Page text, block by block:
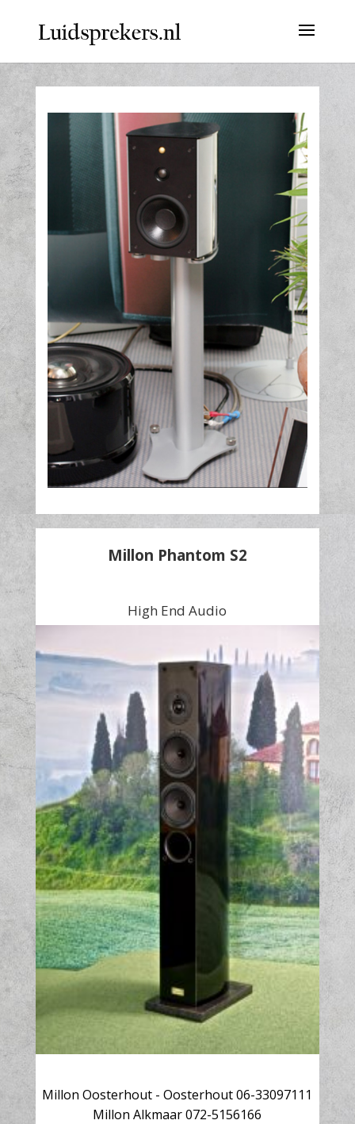
Millon Phantom S2
High End Audio
Millon Oosterhout - Oosterhout 06-33097111
Millon Alkmaar 072-5156166